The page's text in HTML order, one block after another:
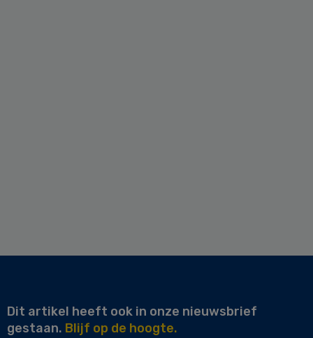
Dit artikel heeft ook in onze nieuwsbrief
gestaan. Blijf op de hoogte.